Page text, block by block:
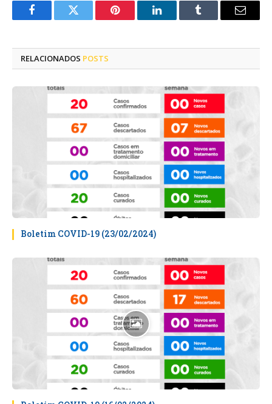
FacebookTwitter Pinterest LinkedInTumblr
E-
RELACIONADOS POSTS
Boletim COVID-19 (23/02/2024)